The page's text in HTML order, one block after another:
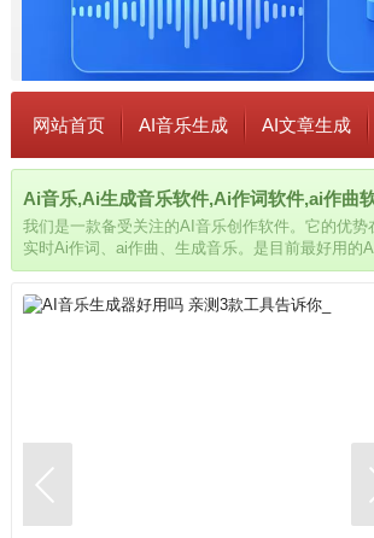
网站首页 AI音乐生成 AI文章生成
Ai音乐,Ai生成音乐软件,Ai作词软件,ai作曲
我们是一款备受关注的AI音乐创作软件。它的优
实时Ai作词、ai作曲、生成音乐。是目前最好用的